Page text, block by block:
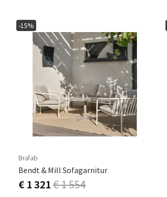
-15%
Brafab
Bendt & Mill Sofagarnitur
€ 1 321€ 1 554